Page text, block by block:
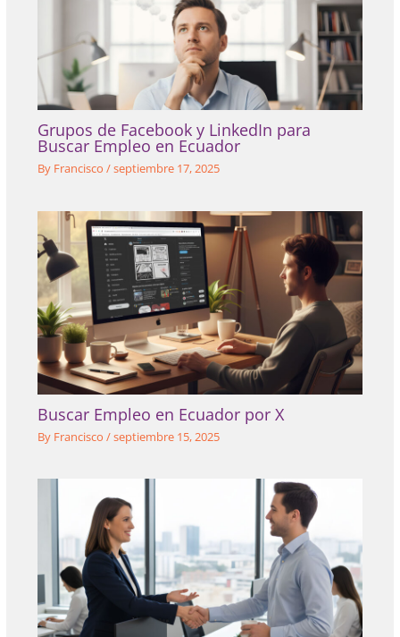
Grupos de Facebook y LinkedIn para
Buscar Empleo en Ecuador
By Francisco /septiembre 17, 2025
Buscar Empleo en Ecuador por X
By Francisco /septiembre 15, 2025